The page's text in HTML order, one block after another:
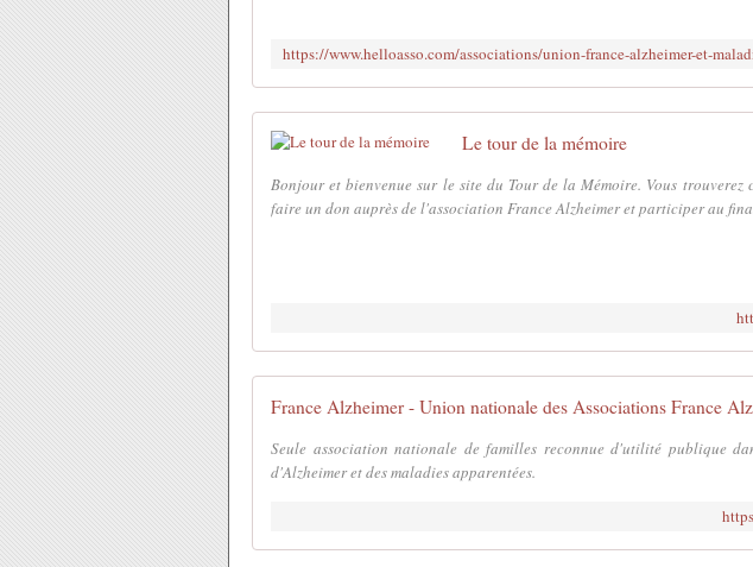
Le tour de la mémoire
Bonjour et bienvenue sur le site du Tour de la Mémoire. Vous trouverez
faire un don auprès de l'association France Alzheimer et participer au
France Alzheimer - Union nationale des Associations France
Seule association nationale de familles reconnue d'utilité publique
d'Alzheimer et des maladies apparentées.